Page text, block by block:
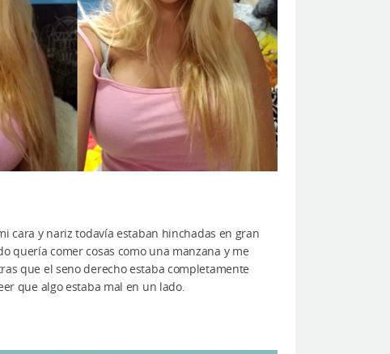
cara y nariz todavía estaban hinchadas en gran
quería comer cosas como una manzana y me
que el seno derecho estaba completamente
que algo estaba mal en un lado.